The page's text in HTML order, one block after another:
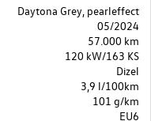
Daytona Grey, pearleffect
05/2024
57.000 km
120 kW/163 KS
Dizel
3,9 l/100km
101 g/km
EU6